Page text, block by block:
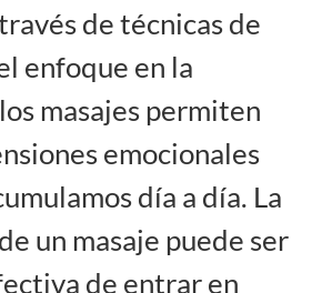
de técnicas de
enfoque en la
masajes permiten
emocionales
día a día. La
un masaje puede ser
de entrar en